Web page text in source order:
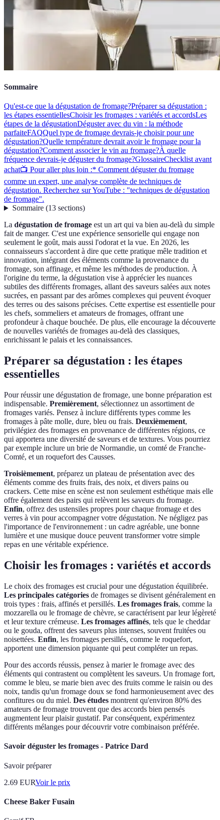
Sommaire
Qu'est-ce que la dégustation de fromage?Préparer sa dégustation :
les étapes essentiellesChoisir les fromages : variétés et accordsLes
étapes de la dégustationDéguster avec du vin : la méthode
parfaiteFAQQuel type de fromage devrais-je choisir pour une
dégustation?Quelle température devrait avoir le fromage pour la
dégustation?Comment associer le vin au fromage?À quelle
fréquence devrais-je déguster du fromage?GlossaireChecklist avant
achat📺 Pour aller plus loin :* Comment déguster du fromage
comme un expert, une analyse complète de techniques de
dégustation. Recherchez sur YouTube : "techniques de dégustation
de fromage".
Sommaire(13 sections)
La dégustation de fromage est un art qui va bien au-delà du simple
fait de manger. C'est une expérience sensorielle qui engage non
seulement le goût, mais aussi l'odorat et la vue. En 2026, les
connaisseurs s'accordent à dire que cette pratique mêle tradition et
innovation, intégrant des éléments comme la provenance du
fromage, son affinage, et même les méthodes de production. À
l'origine du terme, la dégustation vise à apprécier les nuances
subtiles des différents fromages, allant des saveurs salées aux notes
sucrées, en passant par des arômes complexes qui peuvent évoquer
des terres ou des saisons précises. Cette expertise est essentielle pour
les chefs, sommeliers et amateurs de fromages, offrant une
profondeur à chaque bouchée. De plus, elle encourage la découverte
de nouvelles variétés de fromages au-delà des classiques,
enrichissant le palais et les connaissances.
Préparer sa dégustation : les étapes
essentielles
Pour réussir une dégustation de fromage, une bonne préparation est
indispensable. Premièrement, sélectionnez un assortiment de
fromages variés. Pensez à inclure différents types comme les
fromages à pâte molle, dure, bleu ou frais. Deuxièmement,
privilégiez des fromages en provenance de différentes régions, ce
qui apportera une diversité de saveurs et de textures. Vous pourriez
par exemple inclure un brie de Normandie, un comté de Franche-
Comté, et un roquefort des Causses.
Troisièmement, préparez un plateau de présentation avec des
éléments comme des fruits frais, des noix, et divers pains ou
crackers. Cette mise en scène est non seulement esthétique mais elle
offre également des pairs qui relèvent les saveurs du fromage.
Enfin, offrez des ustensiles propres pour chaque fromage et des
verres à vin pour accompagner votre dégustation. Ne négligez pas
l'importance de l'environnement : un cadre agréable, une bonne
lumière et une musique douce peuvent transformer votre simple
repas en une véritable expérience.
Choisir les fromages : variétés et accords
Le choix des fromages est crucial pour une dégustation équilibrée.
Les principales catégories de fromages se divisent généralement en
trois types : frais, affinés et persillés. Les fromages frais, comme la
mozzarella ou le fromage de chèvre, se caractérisent par leur légèreté
et leur texture crémeuse. Les fromages affinés, tels que le cheddar
ou le gouda, offrent des saveurs plus intenses, souvent fruitées ou
noisettées. Enfin, les fromages persillés, comme le roquefort,
apportent une dimension piquante qui peut compléter un repas.
Pour des accords réussis, pensez à marier le fromage avec des
éléments qui contrastent ou complètent les saveurs. Un fromage fort,
comme le bleu, se marie bien avec des fruits comme le raisin ou des
noix, tandis qu'un fromage doux se fond harmonieusement avec des
confitures ou du miel. Des études montrent qu'environ 80% des
amateurs de fromage trouvent que des accords bien pensés
augmentent leur plaisir gustatif. Par conséquent, expérimentez
différents mélanges pour découvrir votre combinaison préférée.
Savoir déguster les fromages - Patrice Dard
Savoir préparer
2.69 EURVoir le prix
Cheese Baker Fusain